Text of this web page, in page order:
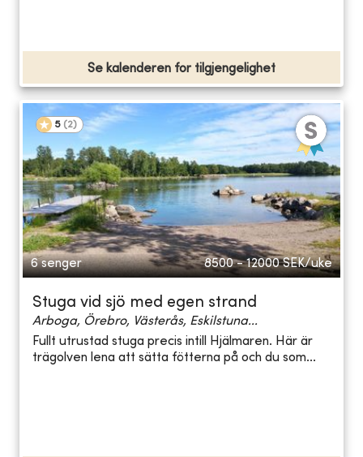
Se kalenderen for tilgjengelighet
5 (2)
6 senger 8500 - 12000 SEK/uke
Stuga vid sjö med egen strand
Arboga, Örebro, Västerås, Eskilstuna...
Fullt utrustad stuga precis intill Hjälmaren. Här är
trägolven lena att sätta fötterna på och du som...